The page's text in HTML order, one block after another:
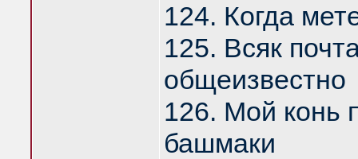
124. Когда
125. Всяк
общеизвестно
126. Мой конь
башмаки